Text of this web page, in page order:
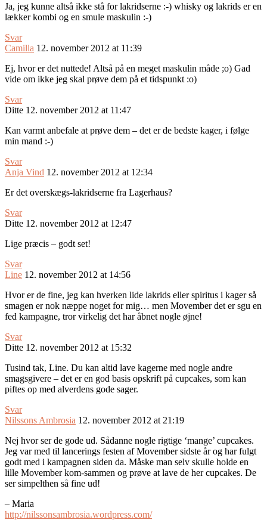
Ja, jeg kunne altså ikke stå for lakridserne :-) whisky og lakrids er en
lækker kombi og en smule maskulin :-)
Svar
Camilla 12. november 2012 at 11:39
Ej, hvor er det nuttede! Altså på en meget maskulin måde ;o) Gad
vide om ikke jeg skal prøve dem på et tidspunkt :o)
Svar
Ditte 12. november 2012 at 11:47
Kan varmt anbefale at prøve dem – det er de bedste kager, i følge
min mand :-)
Svar
Anja Vind 12. november 2012 at 12:34
Er det overskægs-lakridserne fra Lagerhaus?
Svar
Ditte 12. november 2012 at 12:47
Lige præcis – godt set!
Svar
Line 12. november 2012 at 14:56
Hvor er de fine, jeg kan hverken lide lakrids eller spiritus i kager så
smagen er nok næppe noget for mig… men Movember det er sgu en
fed kampagne, tror virkelig det har åbnet nogle øjne!
Svar
Ditte 12. november 2012 at 15:32
Tusind tak, Line. Du kan altid lave kagerne med nogle andre
smagsgivere – det er en god basis opskrift på cupcakes, som kan
piftes op med alverdens gode sager.
Svar
Nilssons Ambrosia 12. november 2012 at 21:19
Nej hvor ser de gode ud. Sådanne nogle rigtige ‘mange’ cupcakes.
Jeg var med til lancerings festen af Movember sidste år og har fulgt
godt med i kampagnen siden da. Måske man selv skulle holde en
lille Movember kom-sammen og prøve at lave de her cupcakes. De
ser simpelthen så fine ud!
– Maria
http://nilssonsambrosia.wordpress.com/